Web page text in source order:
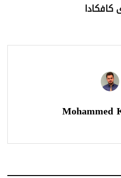
کافکادا
Mohammed